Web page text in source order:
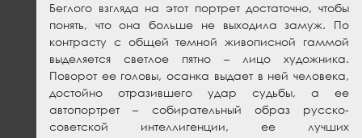
Беглого взгляда на этот портрет достаточно, чтобы
понять, что она больше не выходила замуж. По
контрасту с общей темной живописной гаммой
выделяется светлое пятно – лицо художника.
Поворот ее головы, осанка выдает в ней человека,
достойно отразившего удар судьбы, а ее
автопортрет – собирательный образ русско-
советской интеллигенции, ее лучших